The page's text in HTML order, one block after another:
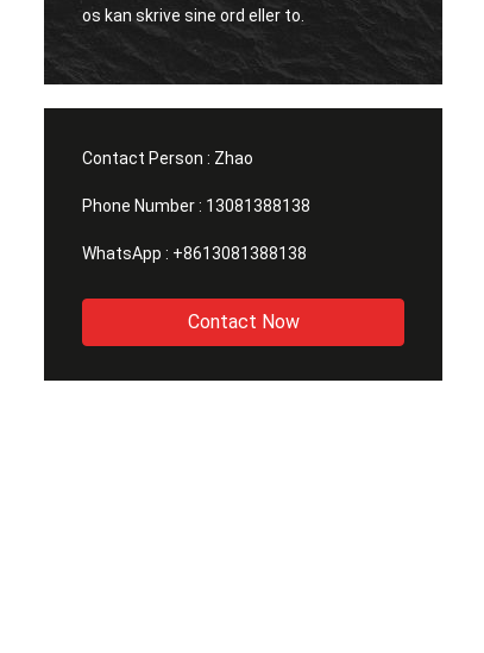
os kan skrive sine ord eller to.
Contact Person : Zhao
Phone Number : 13081388138
WhatsApp : +8613081388138
Contact Now